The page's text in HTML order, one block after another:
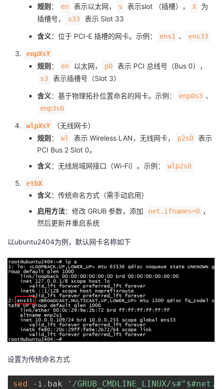
动
关
的
者
程
认
证
的
实
验
我
的
收
藏
我
支
术
支
持
云
声
建
议
规则 ： en 表示以太网， s 表示slot （插槽）， X
为
插槽号，
s33 表示 Slot 33
含义：位于 PCI-E 插槽的网卡。示例： ens1 、 ens33
enpXsY
规则 ： en 以太网， p0 表示 PCI 总线号（Bus 0），
s3 表示插槽号（Slot 3）
含义：基于物理拓扑位置命名的网卡。示例： enp0s3 、
enp3s0
wlpXsY
（无线网卡）
规则 ： wl 表示 Wireless LAN，无线网卡， p2s0
表示
PCI Bus 2 Slot 0。
含义：无线局域网接口（Wi-Fi）。示例： wlp2s0
ethX
含义：传统命名方式（需手动启用）
启用方法：修改 GRUB 参数，添加 net.ifnames=0 ，
然后更新并重启系统
以ubuntu2404为例，默认网卡名称如下
设置为传统命名方式
sed -i.bak
'/GRUB_CMDLINE_LINUX/